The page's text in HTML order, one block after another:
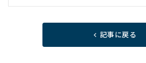
記事に戻る